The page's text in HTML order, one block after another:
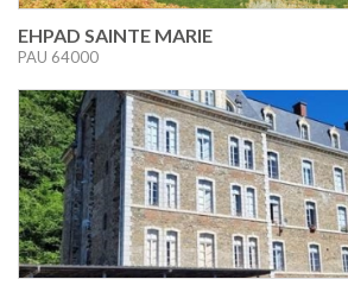
EHPAD SAINTE MARIE
PAU 64000